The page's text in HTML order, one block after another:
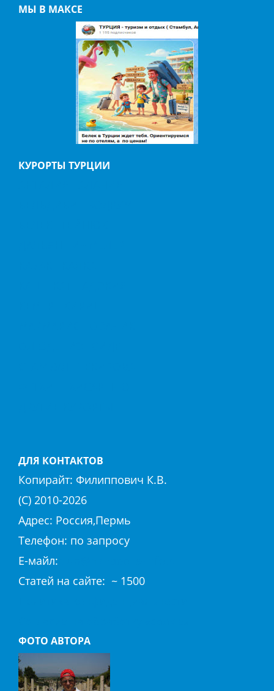
МЫ В МАКСЕ
КУРОРТЫ ТУРЦИИ
ДЛЯ КОНТАКТОВ
Копирайт: Филиппович К.В.
(С) 2010-2026
Адрес: Россия,Пермь
Телефон: по запросу
E-майл:
Cтaтeй нa caйтe: ~ 1500
ФОТО АВТОРА